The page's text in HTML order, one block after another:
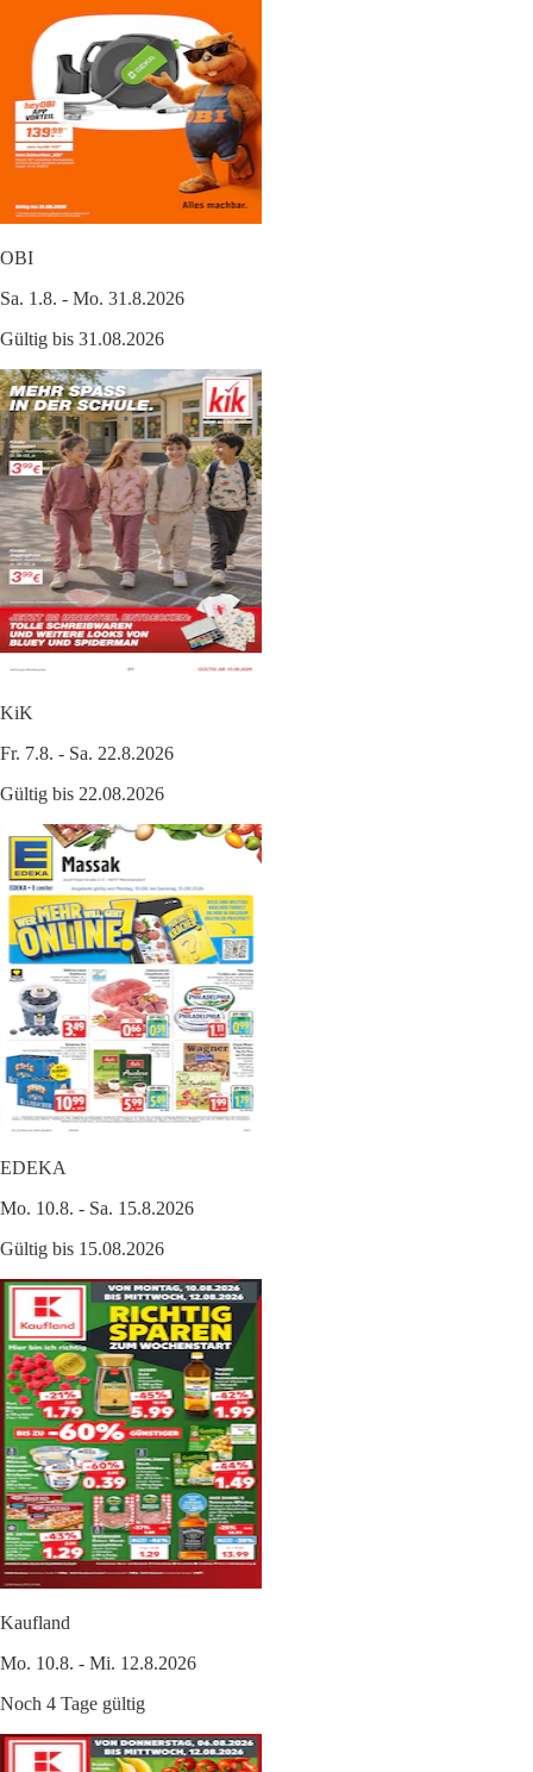
OBI
Sa. 1.8. - Mo. 31.8.2026
Gültig bis 31.08.2026
KiK
Fr. 7.8. - Sa. 22.8.2026
Gültig bis 22.08.2026
EDEKA
Mo. 10.8. - Sa. 15.8.2026
Gültig bis 15.08.2026
Kaufland
Mo. 10.8. - Mi. 12.8.2026
Noch 4 Tage gültig